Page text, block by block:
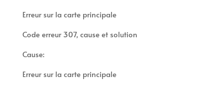
Erreur sur la carte principale
Code erreur 307, cause et solution
Cause:
Erreur sur la carte principale